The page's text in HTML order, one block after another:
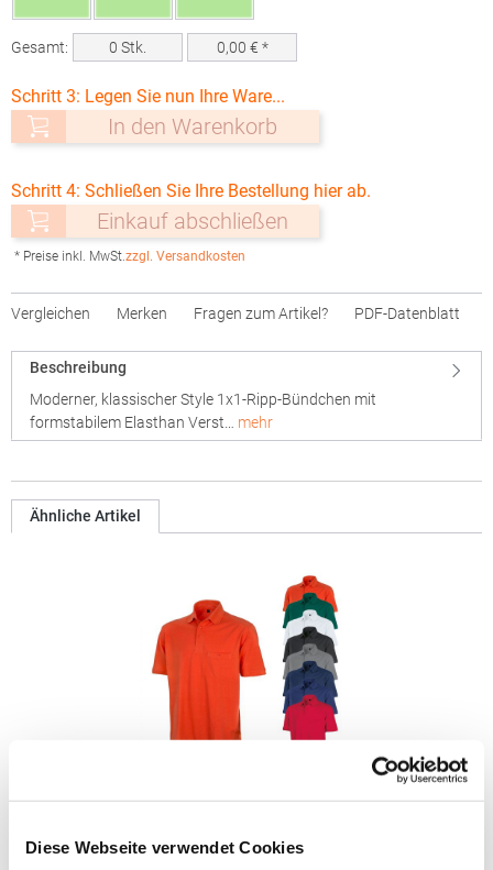
Diese Webseite verwendet Cookies
Gesamt: 0 Stk. 0,00 € *
Schritt 3: Legen Sie nun Ihre Ware...
In den Warenkorb
Schritt 4: Schließen Sie Ihre Bestellung hier ab.
Einkauf abschließen
* Preise inkl. MwSt.zzgl. Versandkosten
Vergleichen Merken Fragen zum Artikel? PDF-Datenblatt
Beschreibung
Moderner, klassischer Style 1x1-Ripp-Bündchen mit
formstabilem Elasthan Verst… mehr
Ähnliche Artikel